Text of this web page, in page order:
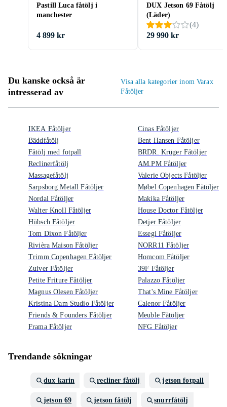
Pastill Luca fåtölj i
manchester
4 899 kr
DUX Jetson 69 Fåtölj
(Läder)
(4)
29 990 kr
Du kanske också är
intresserad av
Visa alla kategorier inom Varax
Fåtöljer
IKEA Fåtöljer
Bäddfåtölj
Fåtölj med fotpall
Reclinerfåtölj
Massagefåtölj
Sarpsborg Metall Fåtöljer
Nordal Fåtöljer
Walter Knoll Fåtöljer
Hübsch Fåtöljer
Tom Dixon Fåtöljer
Rivièra Maison Fåtöljer
Trimm Copenhagen Fåtöljer
Zuiver Fåtöljer
Petite Friture Fåtöljer
Magnus Olesen Fåtöljer
Kristina Dam Studio Fåtöljer
Friends & Founders Fåtöljer
Frama Fåtöljer
Cinas Fåtöljer
Bent Hansen Fåtöljer
BRDR. Krüger Fåtöljer
AM.PM Fåtöljer
Valerie Objects Fåtöljer
Møbel Copenhagen Fåtöljer
Makika Fåtöljer
House Doctor Fåtöljer
Detjer Fåtöljer
Essegi Fåtöljer
NORR11 Fåtöljer
Homcom Fåtöljer
39F Fåtöljer
Palazzo Fåtöljer
That's Mine Fåtöljer
Calenor Fåtöljer
Meuble Fåtöljer
NFG Fåtöljer
Trendande sökningar
dux karin recliner fåtölj jetson fotpall
jetson 69 jetson fåtölj snurrfåtölj